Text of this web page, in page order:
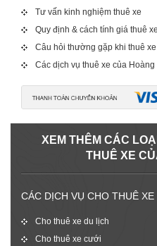
Tư vấn kinh nghiệm thuê xe
Quy định & cách tính giá thuê xe
Câu hỏi thường gặp khi thuê xe
Các dịch vụ thuê xe của Hoàng
XEM THÊM CÁC
THUÊ XE
CÁC DỊCH VỤ CHO THUÊ XE
Cho thuê xe du lịch
Cho thuê xe cưới